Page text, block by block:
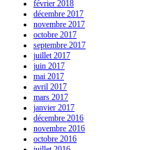
février 2018
décembre 2017
novembre 2017
octobre 2017
septembre 2017
juillet 2017
juin 2017
mai 2017
avril 2017
mars 2017
janvier 2017
décembre 2016
novembre 2016
octobre 2016